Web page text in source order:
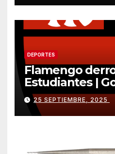
DEPORTES
Flamengo
Estudiantes |
ventaja
25 SEPTIEMBRE, 2025